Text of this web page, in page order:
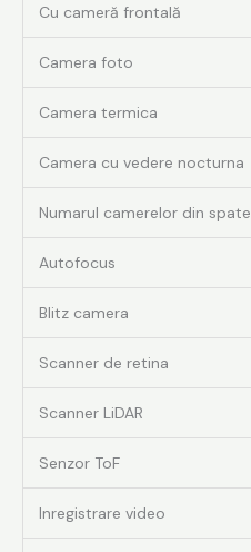
Cu cameră frontală
Camera foto
Camera termica
Camera cu vedere nocturna
Numarul camerelor din spate
Autofocus
Blitz camera
Scanner de retina
Scanner LiDAR
Senzor ToF
Inregistrare video